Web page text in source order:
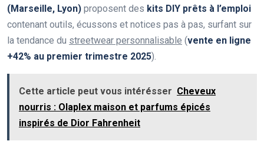
(Marseille, Lyon) proposent des kits DIY prêts à l’emploi
contenant outils, écussons et notices pas à pas, surfant sur
la tendance du streetwear personnalisable (vente en ligne
+42% au premier trimestre 2025).
Cette article peut vous intérésser Cheveux
nourris : Olaplex maison et parfums épicés
inspirés de Dior Fahrenheit